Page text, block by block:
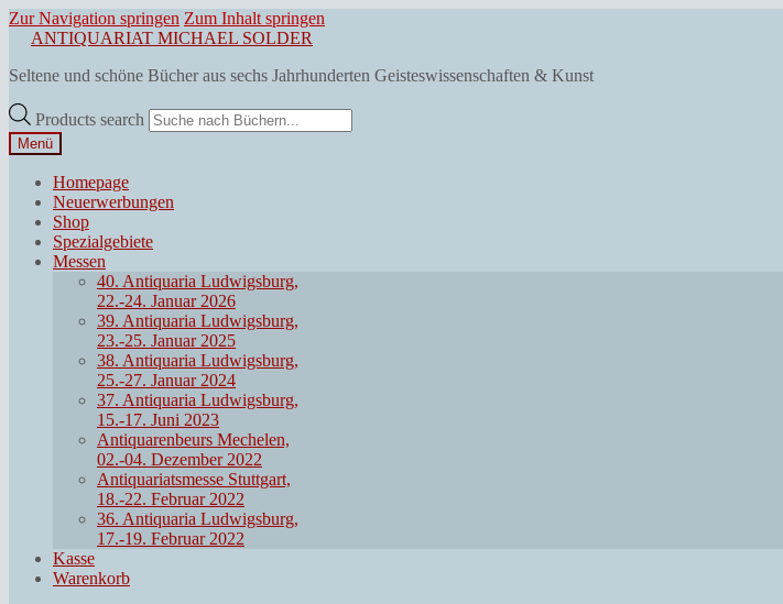
Zur Navigation springen Zum Inhalt springen
ANTIQUARIAT MICHAEL SOLDER
Seltene und schöne Bücher aus sechs Jahrhunderten Geisteswissenschaften & Kunst
Products search
Menü
Homepage
Neuerwerbungen
Shop
Spezialgebiete
Messen
40. Antiquaria Ludwigsburg,
22.-24. Januar 2026
39. Antiquaria Ludwigsburg,
23.-25. Januar 2025
38. Antiquaria Ludwigsburg,
25.-27. Januar 2024
37. Antiquaria Ludwigsburg,
15.-17. Juni 2023
Antiquarenbeurs Mechelen,
02.-04. Dezember 2022
Antiquariatsmesse Stuttgart,
18.-22. Februar 2022
36. Antiquaria Ludwigsburg,
17.-19. Februar 2022
Kasse
Warenkorb